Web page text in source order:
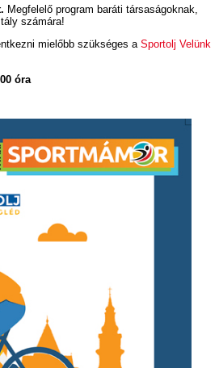
Megfelelő program baráti társaságoknak,
számára!
mielőbb szükséges a Sportolj Velünk
óra